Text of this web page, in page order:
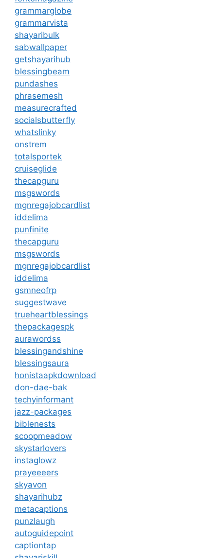
grammarglobe
grammarvista
shayaribulk
sabwallpaper
getshayarihub
blessingbeam
pundashes
phrasemesh
measurecrafted
socialsbutterfly
whatslinky
onstrem
totalsportek
cruiseglide
thecapguru
msgswords
mgnregajobcardlist
iddelima
punfinite
thecapguru
msgswords
mgnregajobcardlist
iddelima
gsmneofrp
suggestwave
trueheartblessings
thepackagespk
aurawordss
blessingandshine
blessingsaura
honistaapkdownload
don-dae-bak
techyinformant
jazz-packages
biblenests
scoopmeadow
skystarlovers
instaglowz
prayeeeers
skyavon
shayarihubz
metacaptions
punzlaugh
autoguidepoint
captiontap